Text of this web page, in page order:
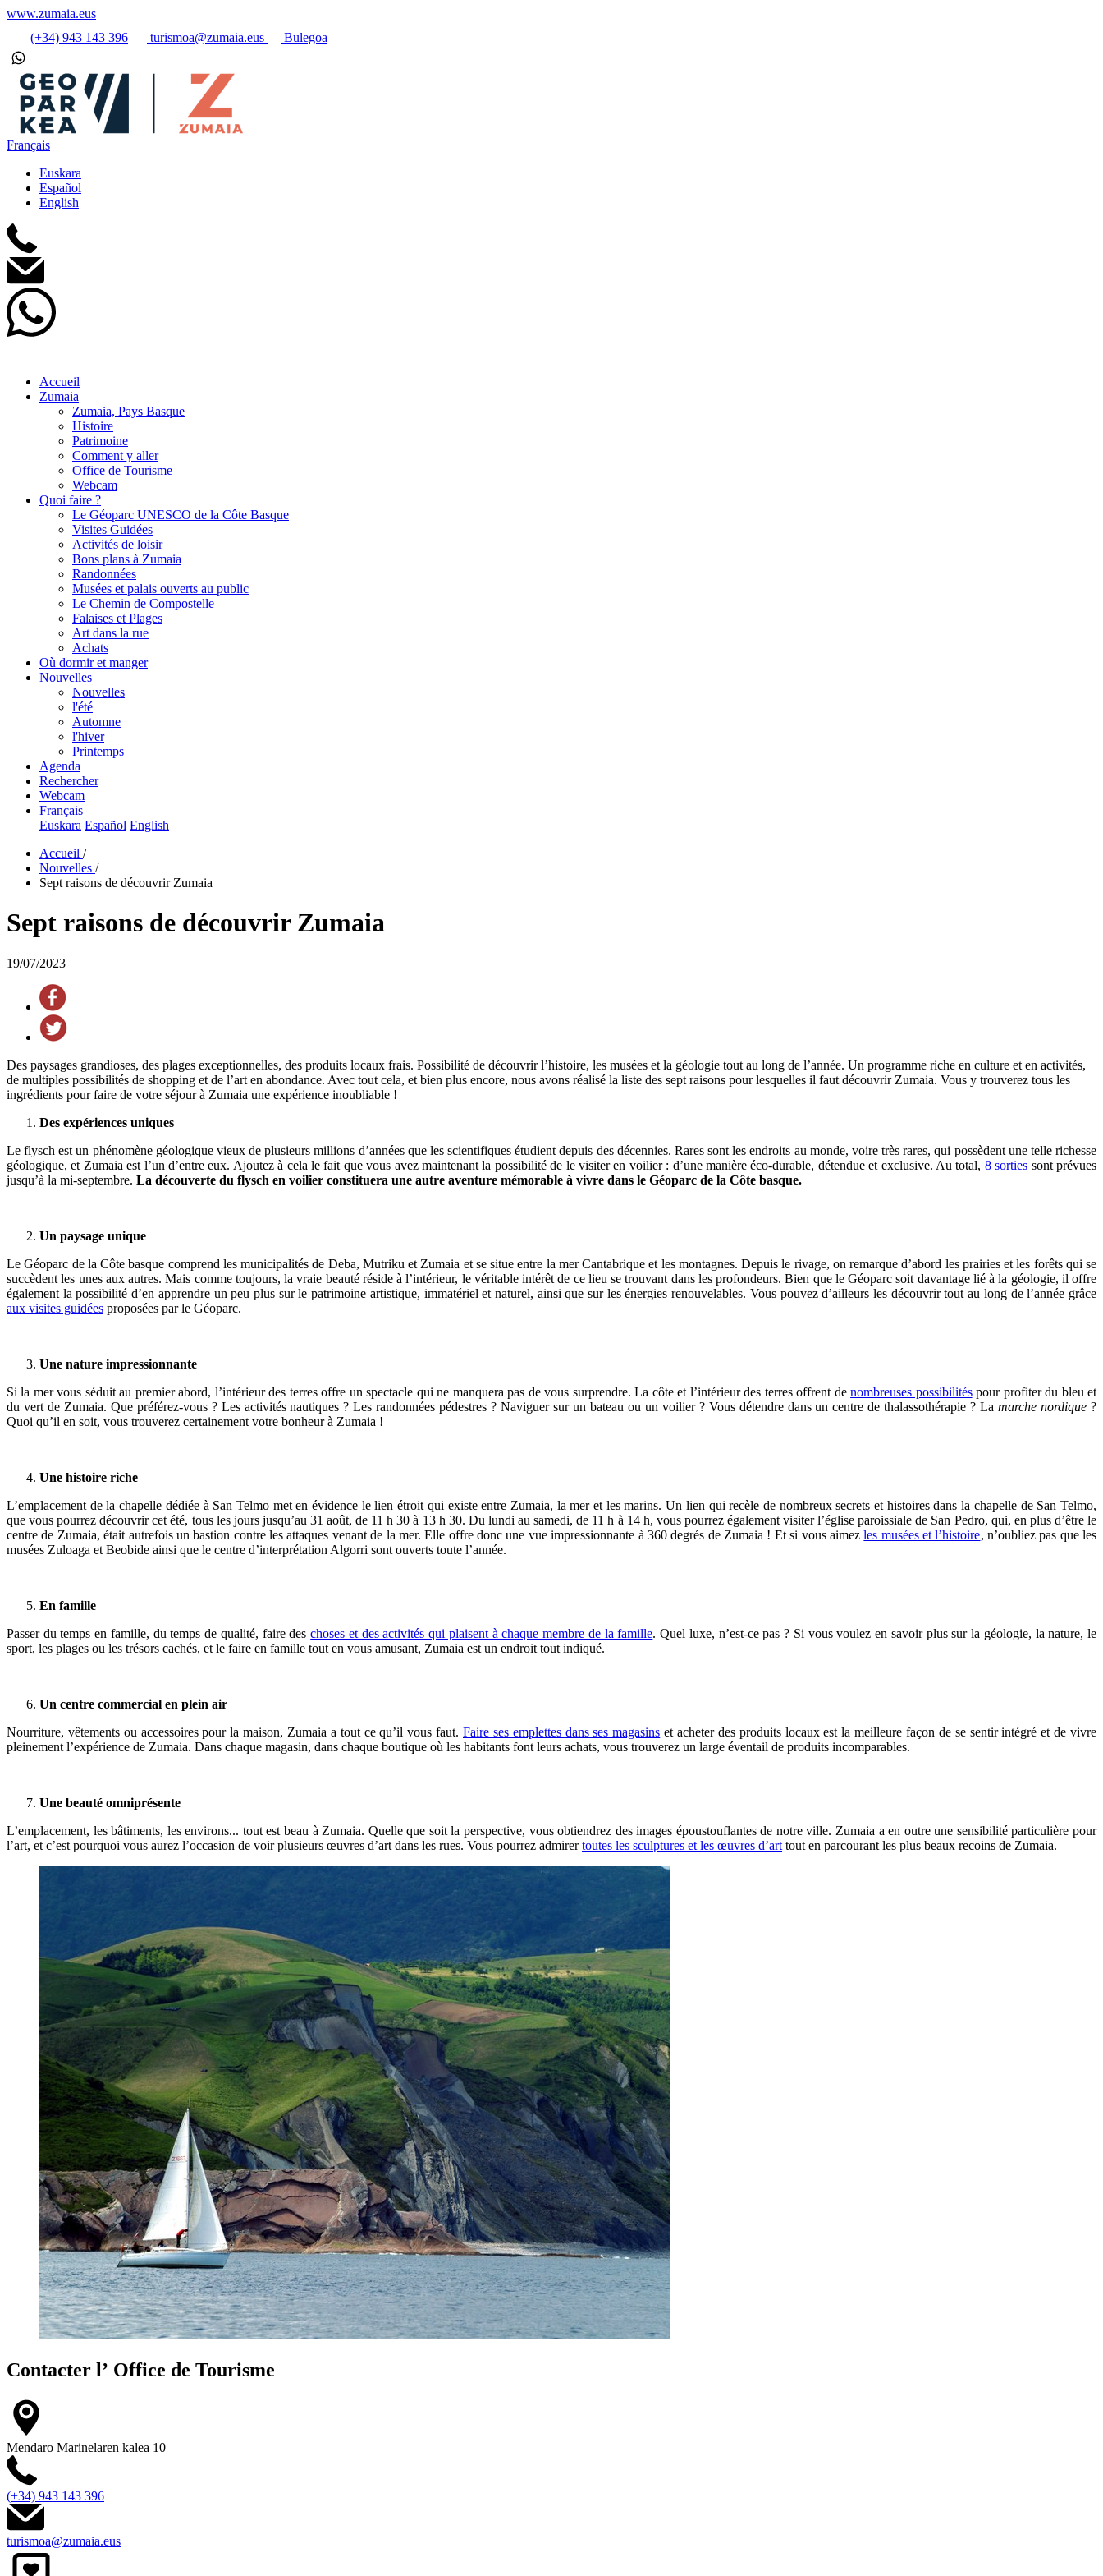
www.zumaia.eus
(+34) 943 143 396
turismoa@zumaia.eus Bulegoa
Français
Euskara
Español
English
Accueil
Zumaia
Zumaia, Pays Basque
Histoire
Patrimoine
Comment y aller
Office de Tourisme
Webcam
Quoi faire ?
Le Géoparc UNESCO de la Côte Basque
Visites Guidées
Activités de loisir
Bons plans à Zumaia
Randonnées
Musées et palais ouverts au public
Le Chemin de Compostelle
Falaises et Plages
Art dans la rue
Achats
Où dormir et manger
Nouvelles
Nouvelles
l'été
Automne
l'hiver
Printemps
Agenda
Rechercher
Webcam
Français
Euskara Español English
Accueil /
Nouvelles /
Sept raisons de découvrir Zumaia
Sept raisons de découvrir Zumaia
19/07/2023
Des paysages grandioses, des plages exceptionnelles, des produits locaux frais. Possibilité de découvrir l’histoire, les musées et la géologie tout au long de l’année. Un programme riche en culture et en activités,
de multiples possibilités de shopping et de l’art en abondance. Avec tout cela, et bien plus encore, nous avons réalisé la liste des sept raisons pour lesquelles il faut découvrir Zumaia. Vous y trouverez tous les
ingrédients pour faire de votre séjour à Zumaia une expérience inoubliable !
Des expériences uniques
Le flysch est un phénomène géologique vieux de plusieurs millions d’années que les scientifiques étudient depuis des décennies. Rares sont les endroits au monde, voire très rares, qui possèdent une telle richesse
géologique, et Zumaia est l’un d’entre eux. Ajoutez à cela le fait que vous avez maintenant la possibilité de le visiter en voilier : d’une manière éco-durable, détendue et exclusive. Au total, 8 sorties sont prévues
jusqu’à la mi-septembre. La découverte du flysch en voilier constituera une autre aventure mémorable à vivre dans le Géoparc de la Côte basque.
Un paysage unique
Le Géoparc de la Côte basque comprend les municipalités de Deba, Mutriku et Zumaia et se situe entre la mer Cantabrique et les montagnes. Depuis le rivage, on remarque d’abord les prairies et les forêts qui se
succèdent les unes aux autres. Mais comme toujours, la vraie beauté réside à l’intérieur, le véritable intérêt de ce lieu se trouvant dans les profondeurs. Bien que le Géoparc soit davantage lié à la géologie, il offre
également la possibilité d’en apprendre un peu plus sur le patrimoine artistique, immatériel et naturel, ainsi que sur les énergies renouvelables. Vous pouvez d’ailleurs les découvrir tout au long de l’année grâce
aux visites guidées proposées par le Géoparc.
Une nature impressionnante
Si la mer vous séduit au premier abord, l’intérieur des terres offre un spectacle qui ne manquera pas de vous surprendre. La côte et l’intérieur des terres offrent denombreuses possibilitéspour profiter du bleu et
du vert de Zumaia. Que préférez-vous ? Les activités nautiques ? Les randonnées pédestres ? Naviguer sur un bateau ou un voilier ? Vous détendre dans un centre de thalassothérapie ? Lamarche nordique ?
Quoi qu’il en soit, vous trouverez certainement votre bonheur à Zumaia !
Une histoire riche
L’emplacement de la chapelle dédiée à San Telmo met en évidence le lien étroit qui existe entre Zumaia, la mer et les marins. Un lien qui recèle de nombreux secrets et histoires dans la chapelle de San Telmo,
que vous pourrez découvrir cet été, tous les jours jusqu’au 31 août, de 11 h 30 à 13 h 30. Du lundi au samedi, de 11 h à 14 h, vous pourrez également visiter l’église paroissiale de San Pedro, qui, en plus d’être le
centre de Zumaia, était autrefois un bastion contre les attaques venant de la mer. Elle offre donc une vue impressionnante à 360 degrés de Zumaia ! Et si vous aimezles musées et l’histoire, n’oubliez pas que les
musées Zuloaga et Beobide ainsi que le centre d’interprétation Algorri sont ouverts toute l’année.
En famille
Passer du temps en famille, du temps de qualité, faire deschoses et des activités qui plaisent à chaque membre de la famille. Quel luxe, n’est-ce pas ? Si vous voulez en savoir plus sur la géologie, la nature, le
sport, les plages ou les trésors cachés, et le faire en famille tout en vous amusant, Zumaia est un endroit tout indiqué.
Un centre commercial en plein air
Nourriture, vêtements ou accessoires pour la maison, Zumaia a tout ce qu’il vous faut. Faire ses emplettes dans ses magasins et acheter des produits locaux est la meilleure façon de se sentir intégré et de vivre
pleinement l’expérience de Zumaia. Dans chaque magasin, dans chaque boutique où les habitants font leurs achats, vous trouverez un large éventail de produits incomparables.
Une beauté omniprésente
L’emplacement, les bâtiments, les environs... tout est beau à Zumaia. Quelle que soit la perspective, vous obtiendrez des images époustouflantes de notre ville. Zumaia a en outre une sensibilité particulière pour
l’art, et c’est pourquoi vous aurez l’occasion de voir plusieurs œuvres d’art dans les rues. Vous pourrez admirertoutes les sculptures et les œuvres d’art tout en parcourant les plus beaux recoins de Zumaia.
Contacter l’ Office de Tourisme
Mendaro Marinelaren kalea 10
(+34) 943 143 396
turismoa@zumaia.eus